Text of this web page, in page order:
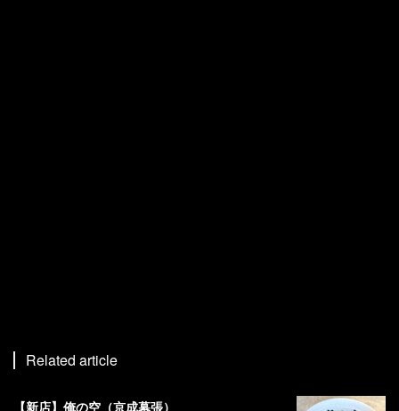
Related article
【新店】俺の空（京成幕張）